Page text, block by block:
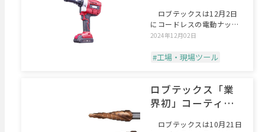
ロブテックスは12月2日
にコードレスの電動ナッタ
ー「N1B1」を発売す
2024年12月02日
#工場・現場ツール
ロブテックス「業
界初」コーティン
ロブテックスは10月21日